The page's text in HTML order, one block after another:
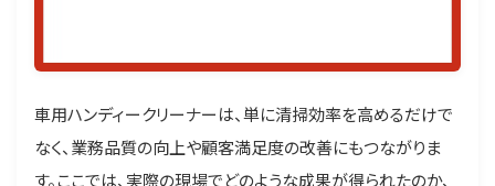
車用ハンディークリーナーは、単に清掃効率を高めるだけで
なく、業務品質の向上や顧客満足度の改善にもつながりま
す。ここでは、実際の現場でどのような成果が得られたのか、